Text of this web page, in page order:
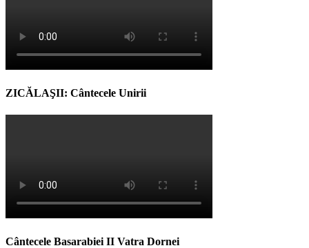
ZICĂLAŞII: Cântecele Unirii
Cântecele Basarabiei II Vatra Dornei